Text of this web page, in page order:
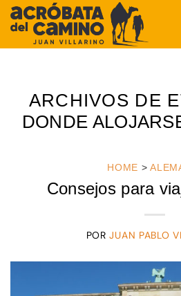
Saltar
contenido
ARCHIVOS DE
DONDE
HOME >
Consejos para
PORJUAN PABLO